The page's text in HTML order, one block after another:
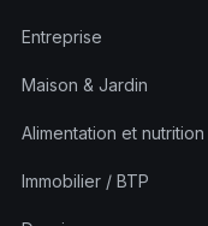
Entreprise
Maison & Jardin
Alimentation et nutrition
Immobilier / BTP